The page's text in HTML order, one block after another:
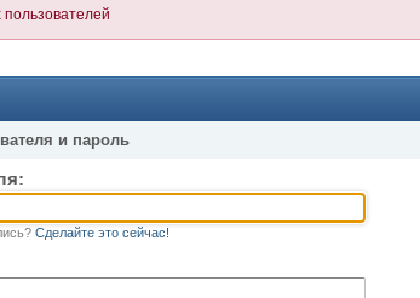
и пароль
Сделайте это сейчас!